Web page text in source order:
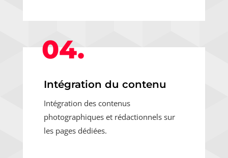
04.
Intégration du contenu
Intégration des contenus
photographiques et rédactionnels sur
les pages dédiées.